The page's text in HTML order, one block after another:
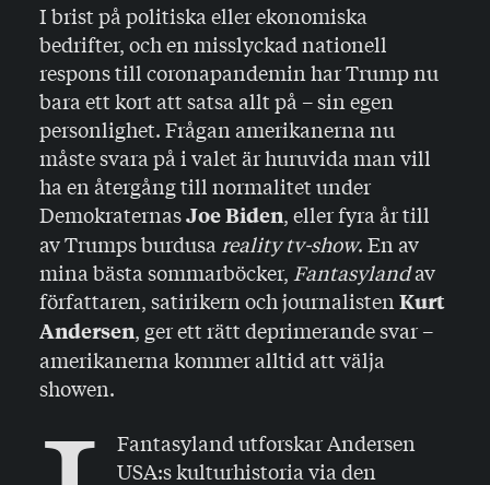
I brist på politiska eller ekonomiska
bedrifter, och en misslyckad nationell
respons till coronapandemin har Trump nu
bara ett kort att satsa allt på – sin egen
personlighet. Frågan amerikanerna nu
måste svara på i valet är huruvida man vill
ha en återgång till normalitet under
DemokraternasJoe Biden, eller fyra år till
av Trumps burdusa reality tv-show. En av
mina bästa sommarböcker, Fantasylandav
författaren, satirikern och journalisten Kurt
Andersen, ger ett rätt deprimerande svar –
amerikanerna kommer alltid att välja
showen.
Fantasyland utforskar Andersen
USA:s kulturhistoria via den